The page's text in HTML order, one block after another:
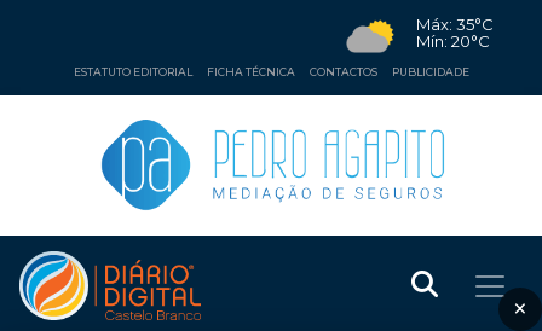
Máx: 35°C
Mín: 20°C
ESTATUTO EDITORIAL FICHA TÉCNICA CONTACTOS PUBLICIDADE
×